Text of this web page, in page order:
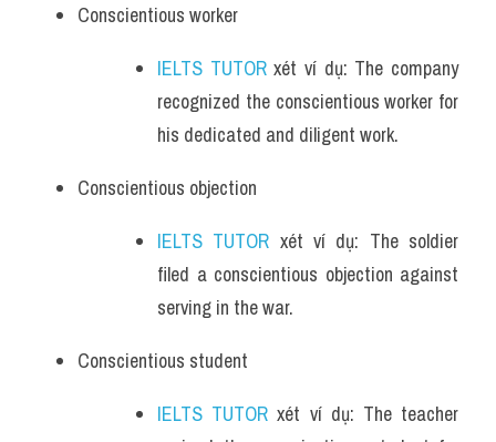
Conscientious worker
IELTS TUTOR xét ví dụ: The company
recognized the conscientious worker for
his dedicated and diligent work.
Conscientious objection
IELTS TUTOR xét ví dụ: The soldier
filed a conscientious objection against
serving in the war.
Conscientious student
IELTS TUTOR xét ví dụ: The teacher